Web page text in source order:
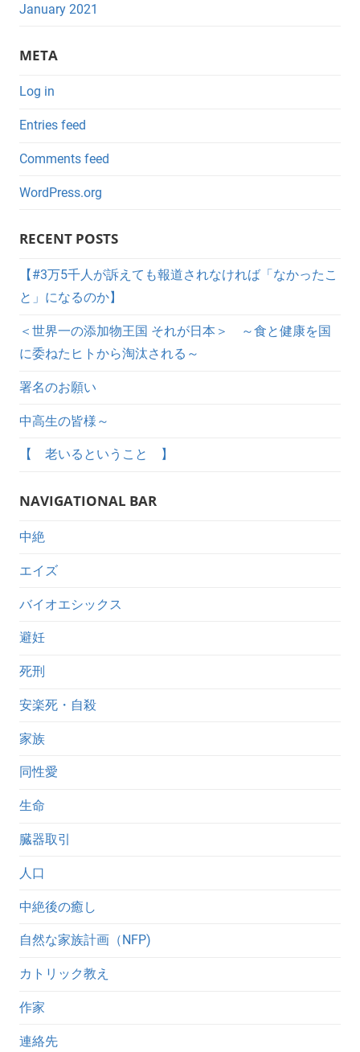
January 2021
META
Log in
Entries feed
Comments feed
WordPress.org
RECENT POSTS
【#3万5千人が訴えても報道されなければ「なかったこ
と」になるのか】
＜世界一の添加物王国 それが日本＞ ～食と健康を国
に委ねたヒトから淘汰される～
署名のお願い
中高生の皆様～
【 老いるということ 】
NAVIGATIONAL BAR
中絶
エイズ
バイオエシックス
避妊
死刑
安楽死・自殺
家族
同性愛
生命
臓器取引
人口
中絶後の癒し
自然な家族計画（NFP)
カトリック教え
作家
連絡先